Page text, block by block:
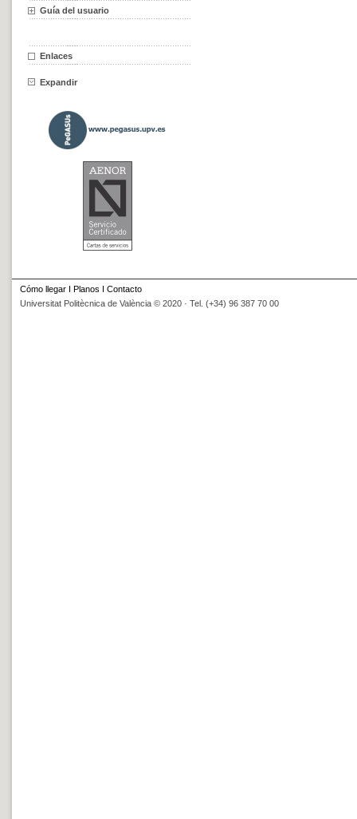
Guía del usuario
Enlaces
Expandir
Cómo llegar I Planos I Contacto
Universitat Politècnica de València © 2020 · Tel. (+34) 96 387 70 00